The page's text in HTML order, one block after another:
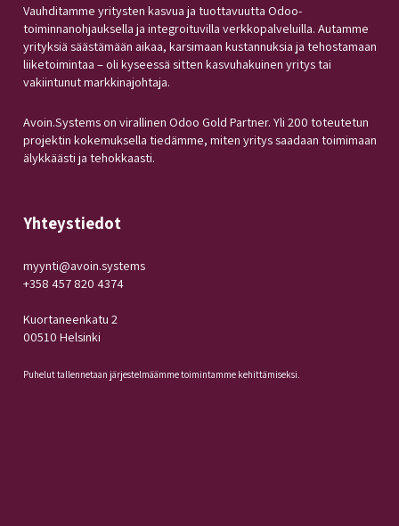
Vauhditamme yritysten kasvua ja tuottavuutta Odoo-
toiminnanohjauksella ja integroituvilla verkkopalveluilla. Autamme
yrityksiä säästämään aikaa, karsimaan kustannuksia ja tehostamaan
liiketoimintaa – oli kyseessä sitten kasvuhakuinen yritys tai
vakiintunut markkinajohtaja.
Avoin.Systems on virallinen Odoo Gold Partner. Yli 200 toteutetun
projektin kokemuksella tiedämme, miten yritys saadaan toimimaan
älykkäästi ja tehokkaasti.
Yhteystiedot
myynti@avoin.systems
+358 457 820 4374
Kuortaneenkatu 2
00510 Helsinki
Puhelut tallennetaan järjestelmäämme toimintamme kehittämiseksi.